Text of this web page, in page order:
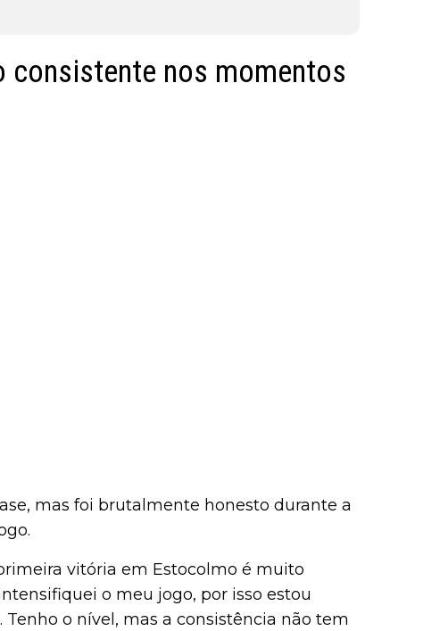
consistente nos momentos
mas foi brutalmente honesto durante a
vitória em Estocolmo é muito
o meu jogo, por isso estou
o nível, mas a consistência não tem